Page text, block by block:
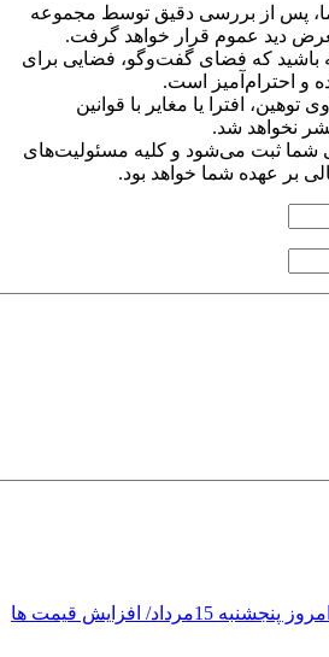
پس از بررسی دقیق توسط مجموعه
دید عموم قرار خواهد گرفت.
باشید که فضای گفت‌وگو، فضایی برای
و احترام‌آمیز است.
توهین، افترا یا مغایر با قوانین
نخواهد شد.
شما ثبت می‌شود و کلیه مسئولیت‌های
بر عهده شما خواهد بود.